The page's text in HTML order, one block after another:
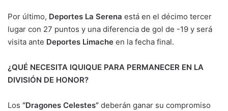
Por último, Deportes La Serena está en el décimo tercer
lugar con 27 puntos y una diferencia de gol de -19 y será
visita ante Deportes Limache en la fecha final.
¿QUÉ NECESITA IQUIQUE PARA PERMANECER EN LA
DIVISIÓN DE HONOR?
Los “Dragones Celestes” deberán ganar su compromiso